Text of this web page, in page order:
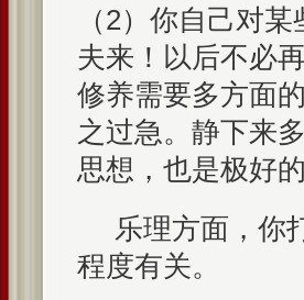
（2）你自己对
夫来！以后不必
修养需要多方面
之过急。静下来
思想，也是极好的
乐理方面，你
程度有关。